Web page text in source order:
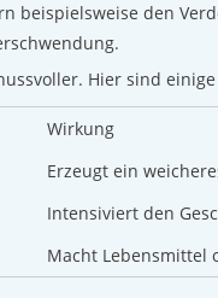
den
Hier sind
Wirkung
Erzeugt ein
Intensiviert den
Macht Lebensmittel